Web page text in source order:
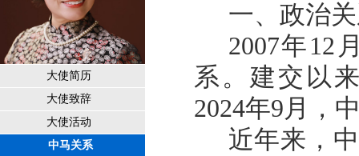
大使简历
大使致辞
大使活动
中马关系
一、政治
2007年12
系。建交以
2024年9月，
近年来，